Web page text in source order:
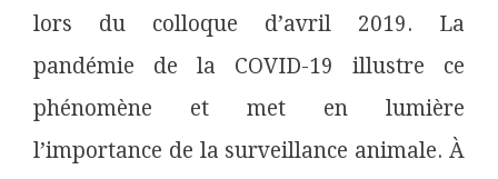
lors du colloque d’avril 2019. La
pandémie de la COVID-19 illustre ce
phénomène et met en lumière
l’importance de la surveillance animale. À